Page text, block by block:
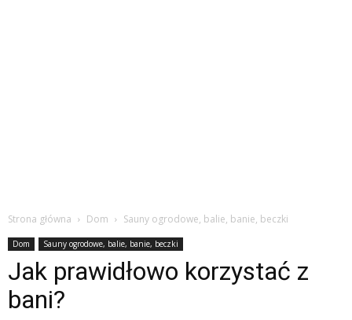
Strona główna Dom Sauny ogrodowe, balie, banie, beczki
Dom Sauny ogrodowe, balie, banie, beczki
Jak prawidłowo korzystać z
bani?